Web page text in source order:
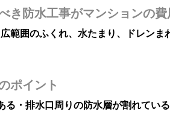
き防水工事がマンションの
広範囲のふくれ、水たまり、ドレンま
ポイント
る・排水口周りの防水層が割れている